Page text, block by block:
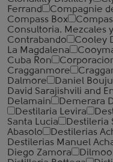
Ferrand
Compagnie
Compass Box
Consultoria. Mezcales y
Contrabando
Cooley
La Magdalena
Cuba Ron
Cragganmore
Dalmore
Daniel Bouju
David Sarajishvili and
Delamain
Demerara
Destilaria Levira
Santa Lucia
Destileria
Abasolo
Destilerias
Destilerias Manuel
Diego Zamora